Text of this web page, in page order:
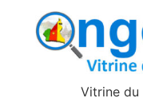
Vitrine du